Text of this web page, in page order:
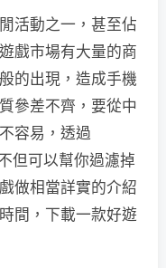
活動之一，甚至佔
戲市場有大量的商
的出現，造成手機
參差不齊，要從中
容易，透過
但可以幫你過濾掉
做相當詳實的介紹
間，下載一款好遊